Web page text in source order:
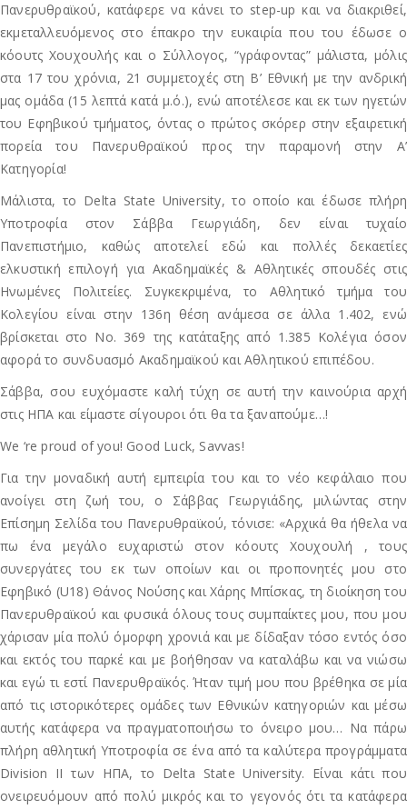
Πανερυθραϊκού, κατάφερε να κάνει το step-up και να διακριθεί,
εκμεταλλευόμενος στο έπακρο την ευκαιρία που του έδωσε ο
κόουτς Χουχουλής και ο Σύλλογος, “γράφοντας” μάλιστα, μόλις
στα 17 του χρόνια, 21 συμμετοχές στη Β’ Εθνική με την ανδρική
μας ομάδα (15 λεπτά κατά μ.ό.), ενώ αποτέλεσε και εκ των ηγετών
του Εφηβικού τμήματος, όντας ο πρώτος σκόρερ στην εξαιρετική
πορεία του Πανερυθραϊκού προς την παραμονή στην Α’
Κατηγορία!
Μάλιστα, το Delta State University, το οποίο και έδωσε πλήρη
Υποτροφία στον Σάββα Γεωργιάδη, δεν είναι τυχαίο
Πανεπιστήμιο, καθώς αποτελεί εδώ και πολλές δεκαετίες
ελκυστική επιλογή για Ακαδημαϊκές & Αθλητικές σπουδές στις
Ηνωμένες Πολιτείες. Συγκεκριμένα, το Αθλητικό τμήμα του
Κολεγίου είναι στην 136η θέση ανάμεσα σε άλλα 1.402, ενώ
βρίσκεται στο Νο. 369 της κατάταξης από 1.385 Κολέγια όσον
αφορά το συνδυασμό Ακαδημαϊκού και Αθλητικού επιπέδου.
Σάββα, σου ευχόμαστε καλή τύχη σε αυτή την καινούρια αρχή
στις ΗΠΑ και είμαστε σίγουροι ότι θα τα ξαναπούμε…!
We ‘re proud of you! Good Luck, Savvas!
Για την μοναδική αυτή εμπειρία του και το νέο κεφάλαιο που
ανοίγει στη ζωή του, ο Σάββας Γεωργιάδης, μιλώντας στην
Επίσημη Σελίδα του Πανερυθραϊκού, τόνισε: «Αρχικά θα ήθελα να
πω ένα μεγάλο ευχαριστώ στον κόουτς Χουχουλή , τους
συνεργάτες του εκ των οποίων και οι προπονητές μου στο
Εφηβικό (U18) Θάνος Νούσης και Χάρης Μπίσκας, τη διοίκηση του
Πανερυθραϊκού και φυσικά όλους τους συμπαίκτες μου, που μου
χάρισαν μία πολύ όμορφη χρονιά και με δίδαξαν τόσο εντός όσο
και εκτός του παρκέ και με βοήθησαν να καταλάβω και να νιώσω
και εγώ τι εστί Πανερυθραϊκός. Ήταν τιμή μου που βρέθηκα σε μία
από τις ιστορικότερες ομάδες των Εθνικών κατηγοριών και μέσω
αυτής κατάφερα να πραγματοποιήσω το όνειρο μου… Να πάρω
πλήρη αθλητική Υποτροφία σε ένα από τα καλύτερα προγράμματα
Division II των ΗΠΑ, το Delta State University. Είναι κάτι που
ονειρευόμουν από πολύ μικρός και το γεγονός ότι τα κατάφερα